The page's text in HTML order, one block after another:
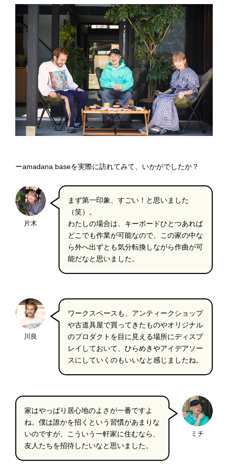
ーamadana baseを実際に訪れてみて、いかがでしたか？
片木
まず第一印象、すごい！と思いました
（笑）。
わたしの場合は、キーボードひとつあれば
どこでも作業が可能なので、この家の中な
ら外へ出ずとも気分転換しながら作曲が可
能だなと思いました。
川良
ワークスペースも、アンティークショップ
や古道具屋で買ってきたものやオリジナル
のプロダクトを目に見える場所にディスプ
レイしておいて、ひらめきやアイデアソー
スにしていくのもいいなと感じましたね。
ミチ
家はやっぱり居心地のよさが一番ですよ
ね。僕は誰かを招くという習慣があまりな
いのですが、こういう一軒家に住むなら、
友人たちを招待したいなと思いました。